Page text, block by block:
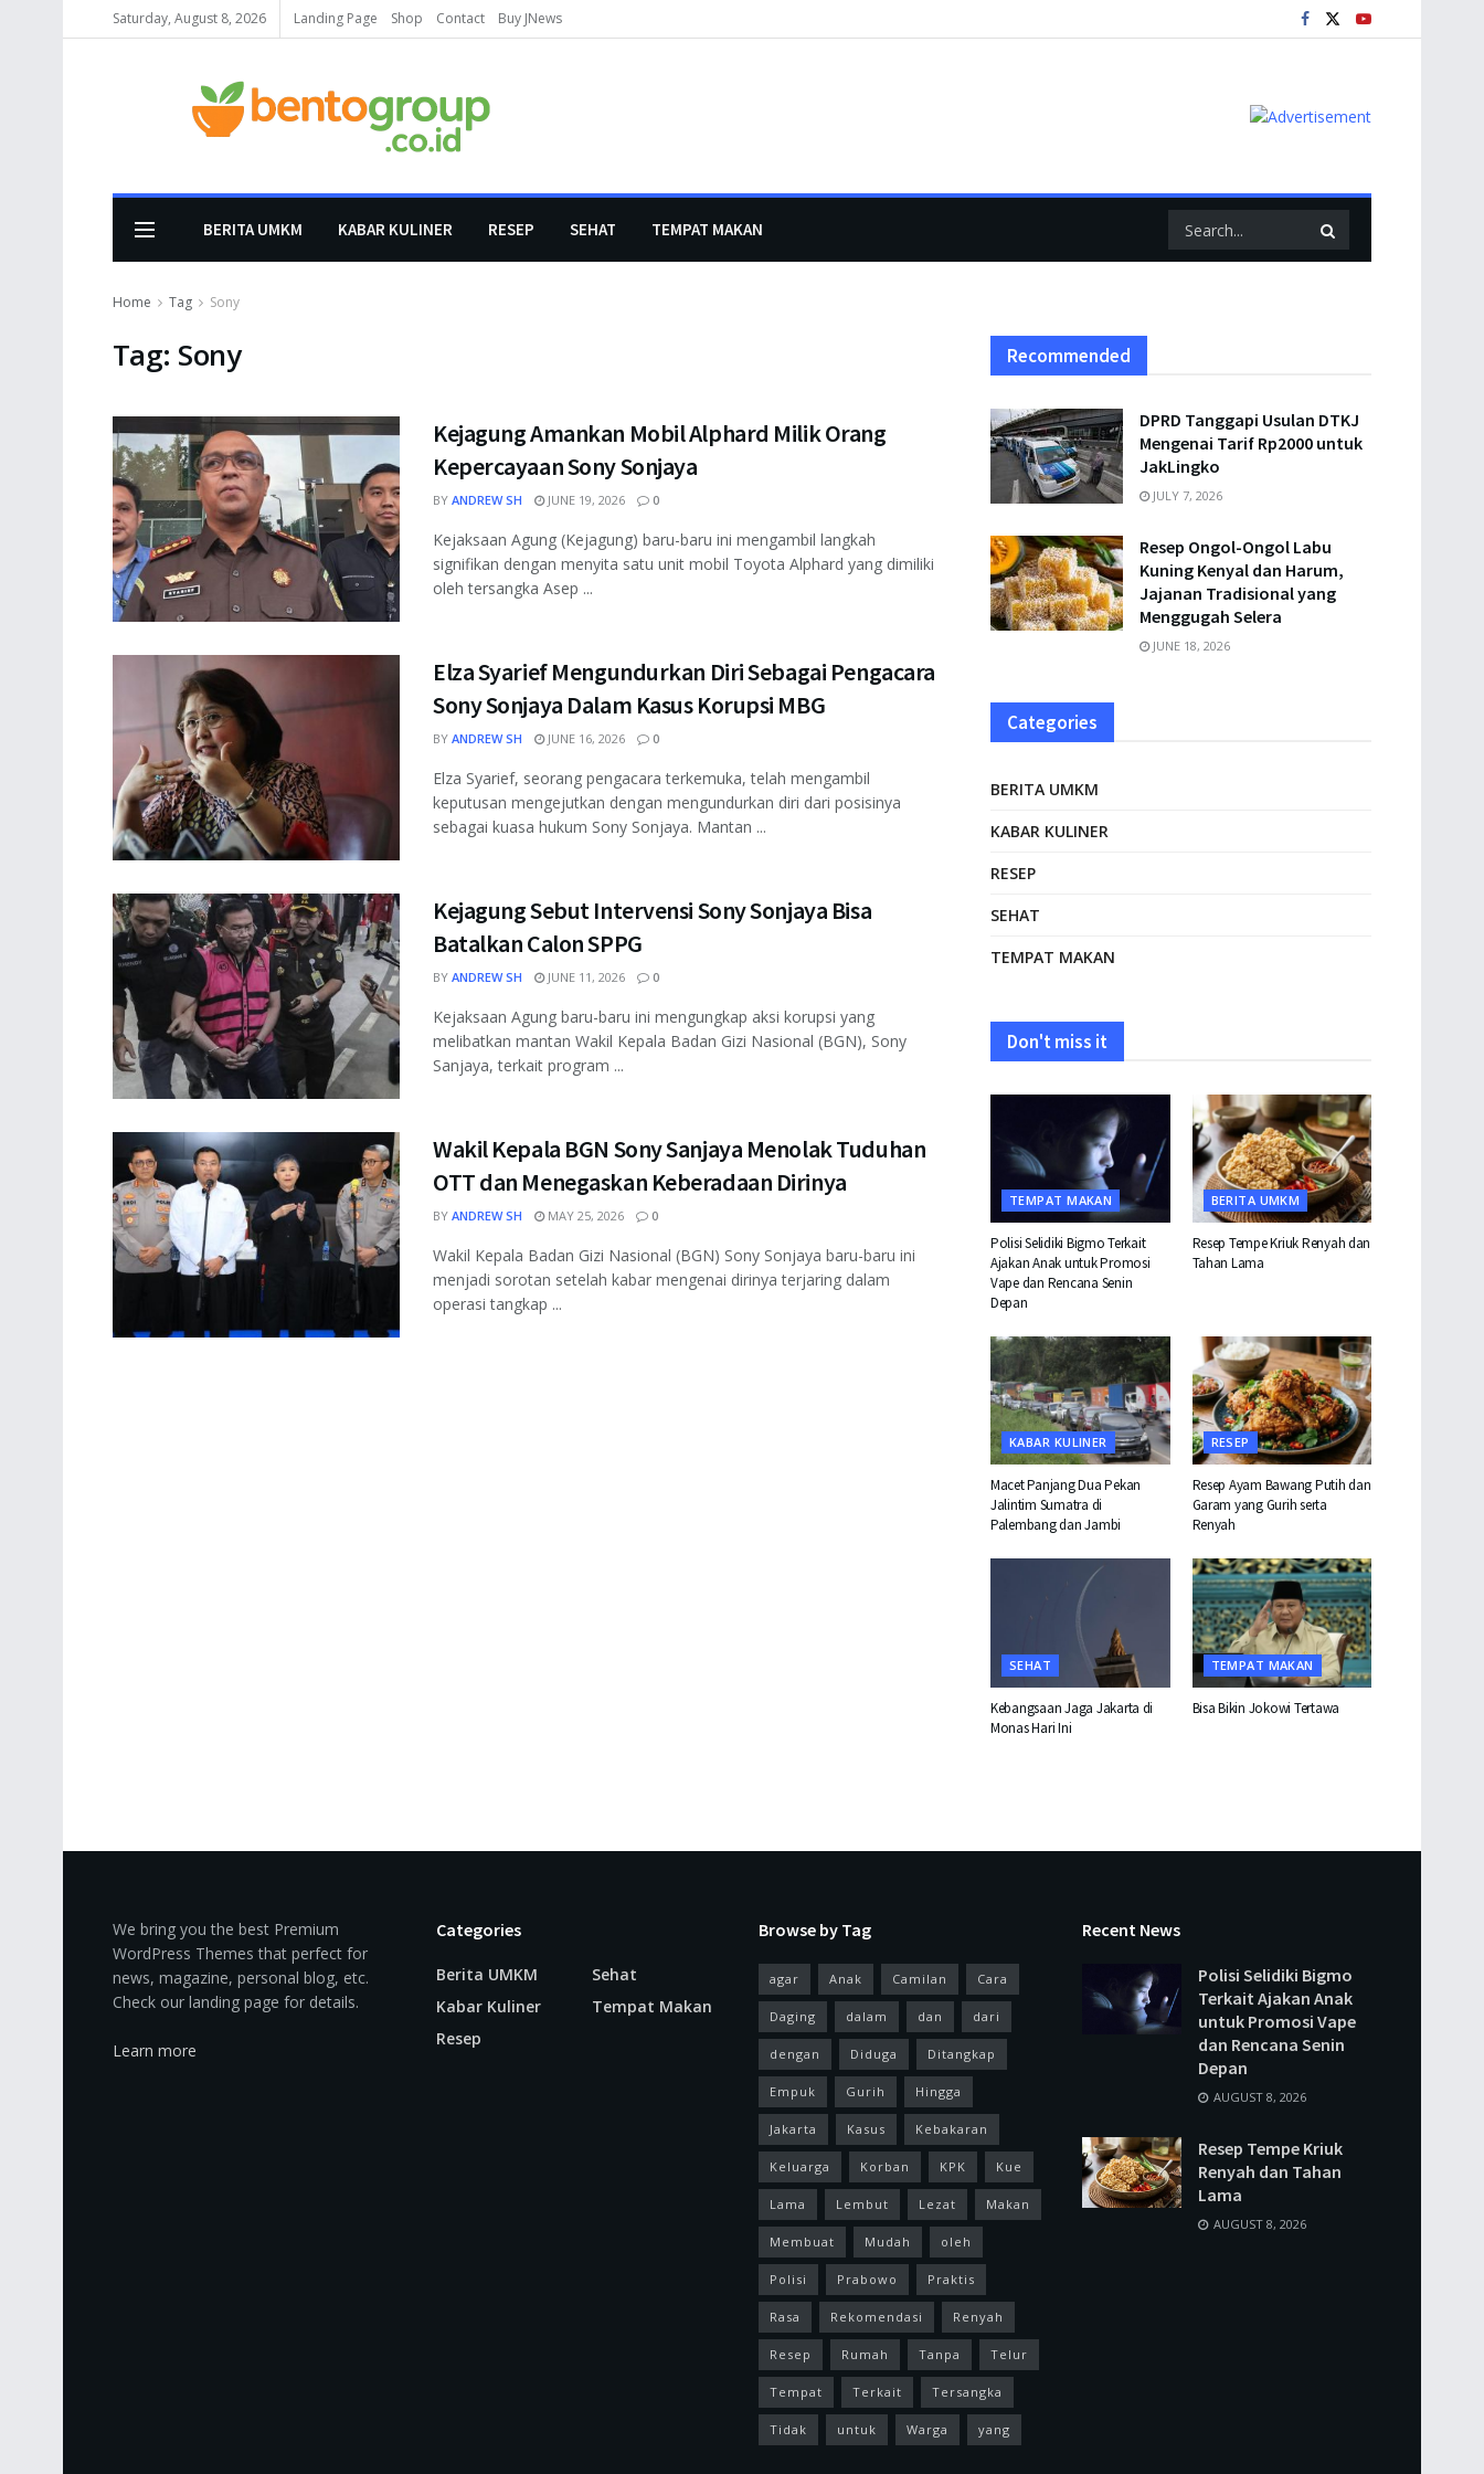
Saturday, August 8, 2026 Landing Page Shop Contact Buy JNews
BERITA UMKM KABAR KULINER RESEP SEHAT TEMPAT MAKAN
Home Tag Sony
Tag: Sony
Kejagung Amankan Mobil Alphard Milik Orang
Kepercayaan Sony Sonjaya
BY ANDREW SH JUNE 19, 2026 0
Kejaksaan Agung (Kejagung) baru-baru ini mengambil langkah
signifikan dengan menyita satu unit mobil Toyota Alphard yang dimiliki
oleh tersangka Asep ...
Elza Syarief Mengundurkan Diri Sebagai Pengacara
Sony Sonjaya Dalam Kasus Korupsi MBG
BY ANDREW SH JUNE 16, 2026 0
Elza Syarief, seorang pengacara terkemuka, telah mengambil
keputusan mengejutkan dengan mengundurkan diri dari posisinya
sebagai kuasa hukum Sony Sonjaya. Mantan ...
Kejagung Sebut Intervensi Sony Sonjaya Bisa
Batalkan Calon SPPG
BY ANDREW SH JUNE 11, 2026 0
Kejaksaan Agung baru-baru ini mengungkap aksi korupsi yang
melibatkan mantan Wakil Kepala Badan Gizi Nasional (BGN), Sony
Sanjaya, terkait program ...
Wakil Kepala BGN Sony Sanjaya Menolak Tuduhan
OTT dan Menegaskan Keberadaan Dirinya
BY ANDREW SH MAY 25, 2026 0
Wakil Kepala Badan Gizi Nasional (BGN) Sony Sonjaya baru-baru ini
menjadi sorotan setelah kabar mengenai dirinya terjaring dalam
operasi tangkap ...
Recommended
DPRD Tanggapi Usulan DTKJ
Mengenai Tarif Rp2000 untuk
JakLingko
JULY 7, 2026
Resep Ongol-Ongol Labu
Kuning Kenyal dan Harum,
Jajanan Tradisional yang
Menggugah Selera
JUNE 18, 2026
Categories
BERITA UMKM
KABAR KULINER
RESEP
SEHAT
TEMPAT MAKAN
Don't miss it
TEMPAT MAKAN
Polisi Selidiki Bigmo Terkait
Ajakan Anak untuk Promosi
Vape dan Rencana Senin
Depan
BERITA UMKM
Resep Tempe Kriuk Renyah dan
Tahan Lama
KABAR KULINER
Macet Panjang Dua Pekan
Jalintim Sumatra di
Palembang dan Jambi
RESEP
Resep Ayam Bawang Putih dan
Garam yang Gurih serta
Renyah
SEHAT
Kebangsaan Jaga Jakarta di
Monas Hari Ini
TEMPAT MAKAN
Bisa Bikin Jokowi Tertawa
We bring you the best Premium
WordPress Themes that perfect for
news, magazine, personal blog, etc.
Check our landing page for details.
Learn more
Categories
Berita UMKM
Kabar Kuliner
Resep
Sehat
Tempat Makan
Browse by Tag
agar Anak Camilan Cara
Daging dalam dan dari
dengan Diduga Ditangkap
Empuk Gurih Hingga
Jakarta Kasus Kebakaran
Keluarga Korban KPK Kue
Lama Lembut Lezat Makan
Membuat Mudah oleh
Polisi Prabowo Praktis
Rasa Rekomendasi Renyah
Resep Rumah Tanpa Telur
Tempat Terkait Tersangka
Tidak untuk Warga yang
Recent News
Polisi Selidiki Bigmo
Terkait Ajakan Anak
untuk Promosi Vape
dan Rencana Senin
Depan
AUGUST 8, 2026
Resep Tempe Kriuk
Renyah dan Tahan
Lama
AUGUST 8, 2026